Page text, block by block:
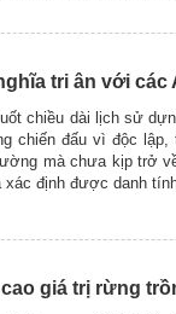
tri ân với các
chiều dài lịch sử
chiến đấu vì độc
mà chưa kịp trở
định được danh
cao giá trị rừng